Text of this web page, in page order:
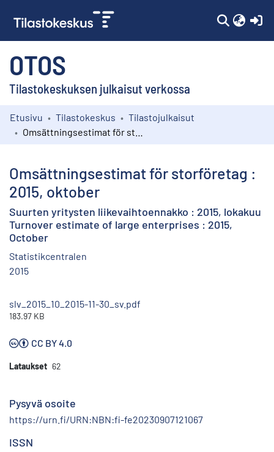
OTOS
Tilastokeskuksen julkaisut verkossa
Kokoelmat
Etusivu Tilastokeskus
Tilastojulkaisut
Omsättningsestimat för storföretag :
2015, oktober
Suurten yritysten liikevaihtoennakko : 2015, lokakuu
Turnover estimate of large enterprises : 2015,
October
Statistikcentralen
2015
slv_2015_10_2015-11-30_sv.pdf
183.97 KB
CC BY 4.0
Lataukset 62
Pysyvä osoite
https://urn.fi/URN:NBN:fi-fe20230907121067
ISSN